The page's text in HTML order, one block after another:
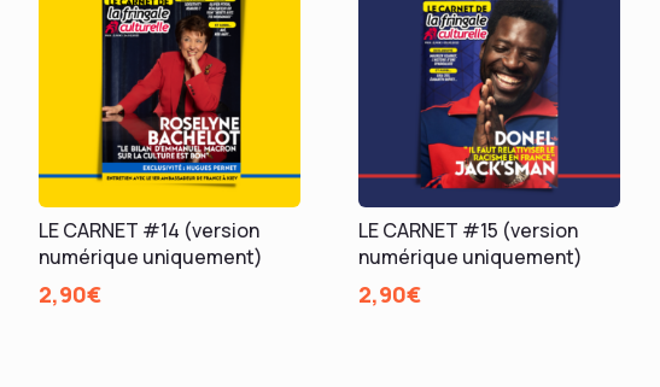
LE CARNET #14 (version
numérique uniquement)
2,90€
LE CARNET #15 (version
numérique uniquement)
2,90€